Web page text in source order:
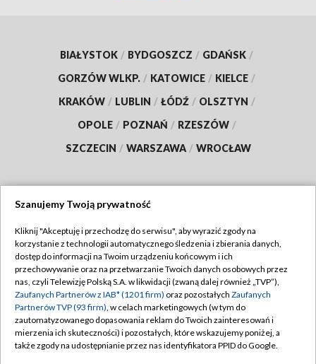
BIAŁYSTOK / BYDGOSZCZ / GDAŃSK /
GORZÓW WLKP. / KATOWICE / KIELCE /
KRAKÓW / LUBLIN / ŁÓDŹ / OLSZTYN /
OPOLE / POZNAŃ / RZESZÓW /
SZCZECIN / WARSZAWA / WROCŁAW
TVP
Abonament TVP
Emisja w TVP
Centrum informacji TVP
Naziemna Telewizja Cyfrowa
Regulamin TVP
Polityka prywatności
Moje zgody
Pomoc
Szanujemy Twoją prywatność
Kliknij "Akceptuję i przechodzę do serwisu", aby wyrazić zgody na
korzystanie z technologii automatycznego śledzenia i zbierania danych,
dostęp do informacji na Twoim urządzeniu końcowym i ich
przechowywanie oraz na przetwarzanie Twoich danych osobowych przez
nas, czyli Telewizję Polską S.A. w likwidacji (zwaną dalej również „TVP”),
Zaufanych Partnerów z IAB* (1201 firm) oraz pozostałych Zaufanych
Partnerów TVP (93 firm), w celach marketingowych (w tym do
zautomatyzowanego dopasowania reklam do Twoich zainteresowań i
mierzenia ich skuteczności) i pozostałych, które wskazujemy poniżej, a
także zgody na udostępnianie przez nas identyfikatora PPID do Google.